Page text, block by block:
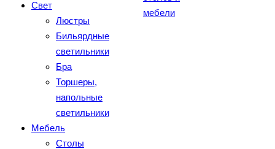
Свет
Люстры
Бильярдные
светильники
Бра
Торшеры,
напольные
светильники
Мебель
Столы
мебели